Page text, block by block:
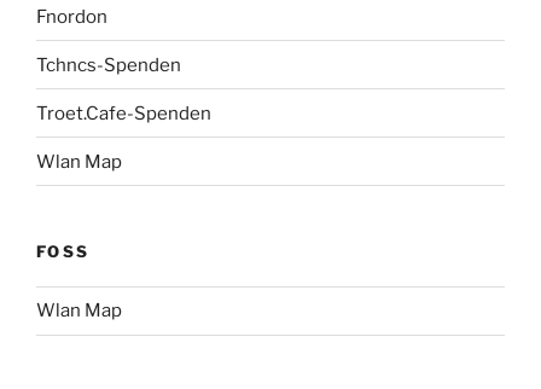
Fnordon
Tchncs-Spenden
Troet.Cafe-Spenden
Wlan Map
FOSS
Wlan Map